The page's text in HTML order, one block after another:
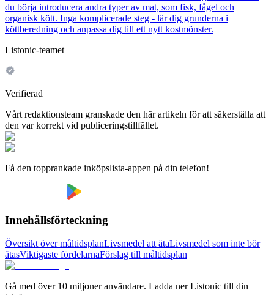
du börja introducera andra typer av mat, som fisk, fågel och
organisk kött. Inga komplicerade steg - lär dig grunderna i
köttberedning och anpassa dig till ett nytt kostmönster.
Listonic-teamet
Verifierad
Vårt redaktionsteam granskade den här artikeln för att säkerställa att
den var korrekt vid publiceringstillfället.
Få den topprankade inköpslista-appen på din telefon!
Innehållsförteckning
Översikt över måltidsplanLivsmedel att ätaLivsmedel som inte bör
ätasViktigaste fördelarnaFörslag till måltidsplan
Gå med över 10 miljoner användare. Ladda ner Listonic till din